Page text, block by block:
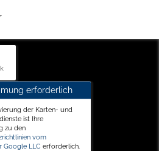
erforderlich
der Karten- und
ist Ihre
zu den
vom
Google LLC erforderlich.